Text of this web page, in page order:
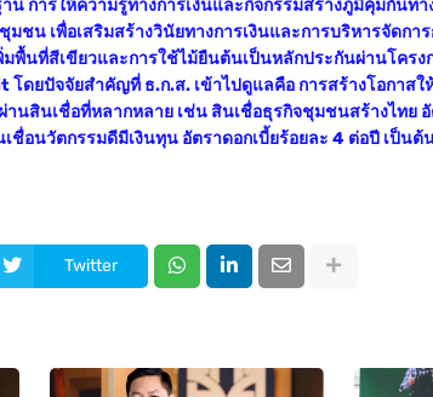
การให้ความรู้ทางการเงินและกิจกรรมสร้างภูมิคุ้มกันทา
มชน เพื่อเสริมสร้างวินัยทางการเงินและการบริหารจัดกา
พื้นที่สีเขียวและการใช้ไม้ยืนต้นเป็นหลักประกันผ่านโคร
ดยปัจจัยสำคัญที่ ธ.ก.ส. เข้าไปดูแลคือ การสร้างโอกาสใ
นสินเชื่อที่หลากหลาย เช่น สินเชื่อธุรกิจชุมชนสร้างไทย
ชื่อนวัตกรรมดีมีเงินทุน อัตราดอกเบี้ยร้อยละ 4 ต่อปี เป็นต้
Twitter